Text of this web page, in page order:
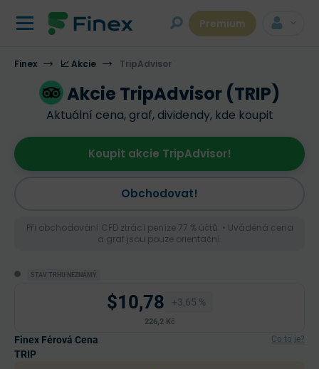
Premium
Finex 📈 Akcie TripAdvisor
Akcie TripAdvisor (TRIP)
Aktuální cena, graf, dividendy, kde koupit
Obchodovat!
Koupit akcie TripAdvisor!
Při obchodování CFD ztrácí peníze 77 % účtů. • Uváděná cena
a graf jsou pouze orientační.
STAV TRHU NEZNÁMÝ
$10,78 +3,65 %
226,2 Kč
Finex Férová Cena
TRIP
Co to je?